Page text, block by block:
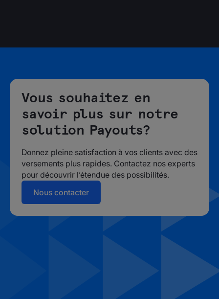
Vous souhaitez en
savoir plus sur notre
solution Payouts?
Donnez pleine satisfaction à vos clients avec des
versements plus rapides. Contactez nos experts
pour découvrir l’étendue des possibilités.
Nous contacter